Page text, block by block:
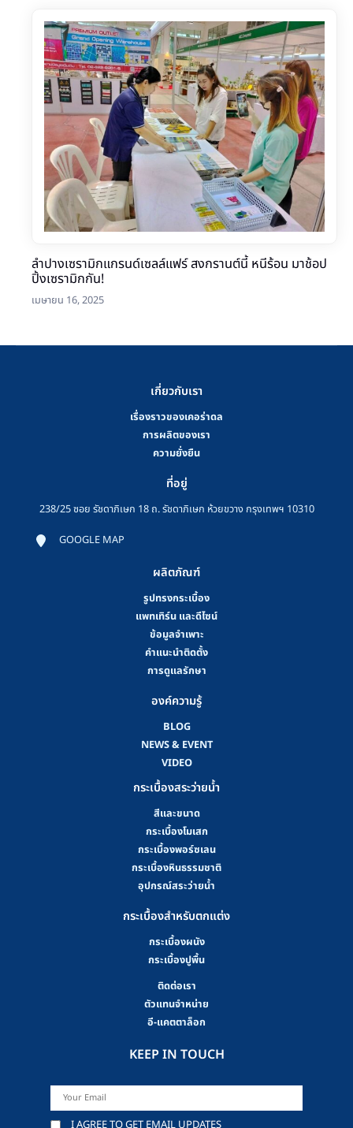
ลำปางเซรามิกแกรนด์เซลล์แฟร์ สงกรานต์นี้ หนีร้อน มาช้อป
ปิ้งเซรามิกกัน!
เมษายน 16, 2025
เกี่ยวกับเรา
เรื่องราวของเคอร่าดล
การผลิตของเรา
ความยั่งยืน
ที่อยู่
238/25 ซอย รัชดาภิเษก 18 ถ. รัชดาภิเษก ห้วยขวาง กรุงเทพฯ 10310
GOOGLE MAP
ผลิตภัณฑ์
รูปทรงกระเบื้อง
แพทเทิร์น และดีไซน์
ข้อมูลจำเพาะ
คําแนะนําติดตั้ง
การดูแลรักษา
องค์ความรู้
BLOG
NEWS & EVENT
VIDEO
กระเบื้องสระว่ายน้ำ
สีและขนาด
กระเบื้องโมเสก
กระเบื้องพอร์ซเลน
กระเบื้องหินธรรมชาติ
อุปกรณ์สระว่ายน้ำ
กระเบื้องสำหรับตกแต่ง
กระเบื้องผนัง
กระเบื้องปูพื้น
ติดต่อเรา
ตัวแทนจำหน่าย
อี-แคตตาล็อก
KEEP IN TOUCH
I AGREE TO GET EMAIL UPDATES